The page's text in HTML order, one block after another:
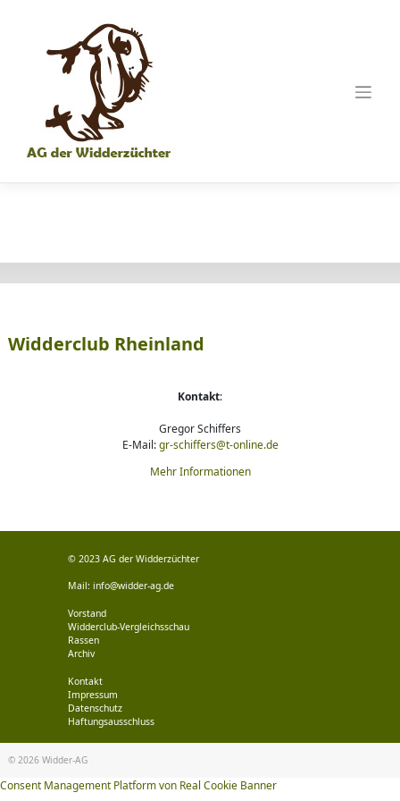
Widderclub Rheinland
Kontakt:
Gregor Schiffers
E-Mail:gr-schiffers@t-online.de
Mehr Informationen
© 2023 AG der Widderzüchter
Mail:info@widder-ag.de
Vorstand
Widderclub-Vergleichsschau
Rassen
Archiv
Kontakt
Impressum
Datenschutz
Haftungsausschluss
© 2026 Widder-AG
Consent Management Platform von Real Cookie Banner